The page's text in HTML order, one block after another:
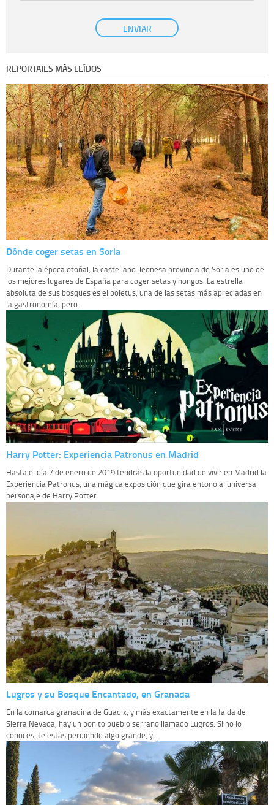
únicamente trataremos sus datos con su consentimiento
previo, que podrá facilitarnos mediante la casilla correspondiente
información que le pedimos. No se comunicarán datos a terceros.
Derechos:tiene derecho a saber qué información tenemos sobre usted,
corregirla y eliminarla, tal y como se explica en la información adicional
disponible en nuestra página web.
Información complementaria:Puede consultar la información adicional y
detallada sobre cómo tratamos sus datos en lapolítica de privacidad
ENVIAR
REPORTAJES MÁS LEÍDOS
Dónde coger setas en Soria
Durante la época otoñal, la castellano-leonesa provincia de Soria es uno de
los mejores lugares de España para coger setas y hongos. La estrella
absoluta de sus bosques es el boletus, una de las setas más apreciadas en
la gastronomía, pero...
Harry Potter: Experiencia Patronus en Madrid
Hasta el día 7 de enero de 2019 tendrás la oportunidad de vivir en Madrid la
Experiencia Patronus, una mágica exposición que gira entono al universal
personaje de Harry Potter.
Lugros y su Bosque Encantado, en Granada
En la comarca granadina de Guadix, y más exactamente en la falda de
Sierra Nevada, hay un bonito pueblo serrano llamado Lugros. Si no lo
conoces, te estás perdiendo algo grande, y...